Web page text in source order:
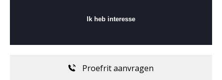
Ik heb interesse
Proefrit aanvragen